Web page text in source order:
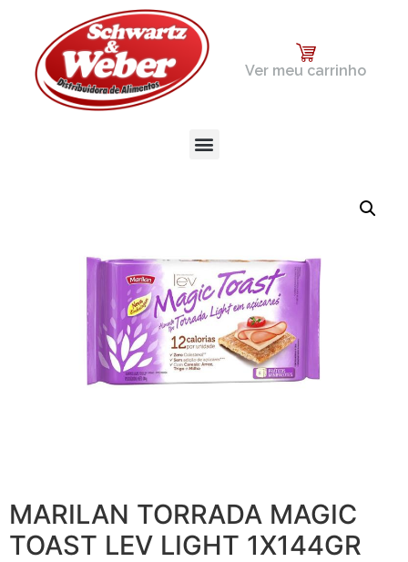
Ver meu carrinho
MARILAN TORRADA MAGIC
TOAST LEV LIGHT 1X144GR